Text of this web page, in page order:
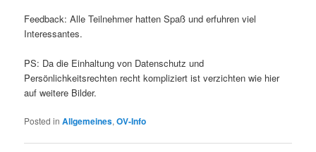
Feedback: Alle Teilnehmer hatten Spaß und erfuhren viel
Interessantes.
PS: Da die Einhaltung von Datenschutz und
Persönlichkeitsrechten recht kompliziert ist verzichten wie hier
auf weitere Bilder.
Posted in Allgemeines,OV-Info